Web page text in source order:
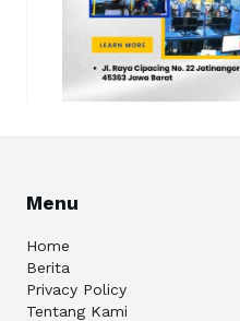
Menu
Home
Berita
Privacy Policy
Tentang Kami